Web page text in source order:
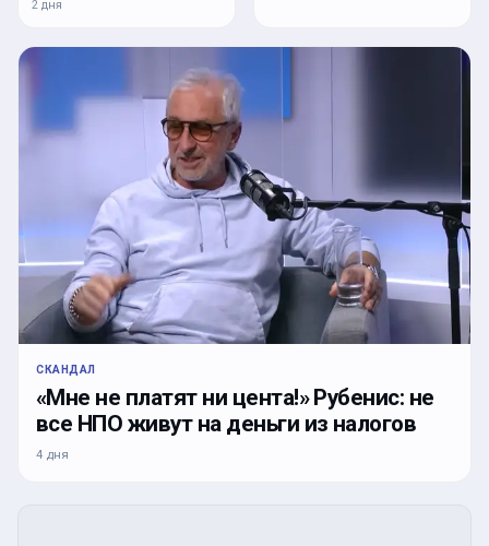
2 дня
СКАНДАЛ
«Мне не платят ни цента!» Рубенис: не
все НПО живут на деньги из налогов
4 дня